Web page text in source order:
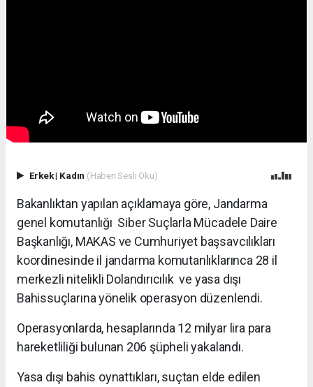
Erkek| Kadın (Haberi Sesli Oku)
Bakanlıktan yapılan açıklamaya göre, Jandarma
genel komutanlığı Siber Suçlarla Mücadele Daire
Başkanlığı, MAKAS ve Cumhuriyet başsavcılıkları
koordinesinde il jandarma komutanlıklarınca 28 il
merkezli nitelikli Dolandırıcılık ve yasa dışı
Bahissuçlarına yönelik operasyon düzenlendi.
Operasyonlarda, hesaplarında 12 milyar lira para
hareketliliği bulunan 206 şüpheli yakalandı.
Yasa dışı bahis oynattıkları, suçtan elde edilen